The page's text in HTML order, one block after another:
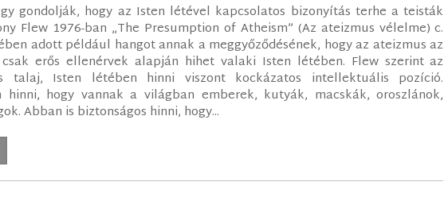
gondolják, hogy az Isten létével kapcsolatos bizonyítás terhe a teisták
Flew 1976-ban „The Presumption of Atheism” (Az ateizmus vélelme) c.
adott például hangot annak a meggyőződésének, hogy az ateizmus az
erős ellenérvek alapján hihet valaki Isten létében. Flew szerint az
talaj, Isten létében hinni viszont kockázatos intellektuális pozíció.
hinni, hogy vannak a világban emberek, kutyák, macskák, oroszlánok,
Abban is biztonságos hinni, hogy...